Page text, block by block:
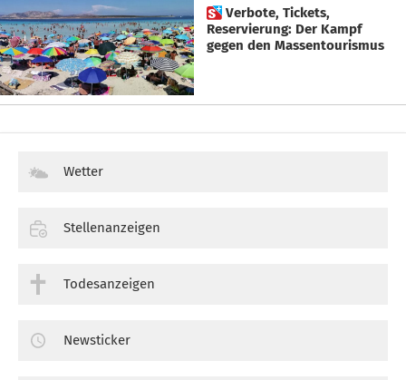
 Verbote, Tickets,
Reservierung: Der Kampf
gegen den Massentourismus
Wetter
Stellenanzeigen
Todesanzeigen
Newsticker